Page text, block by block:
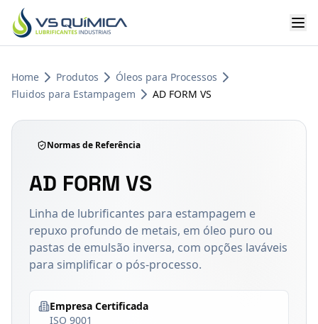
Ir para o conteúdo principal
Home Produtos
Óleos para Processos
Fluidos para Estampagem
AD FORM VS
Normas de Referência
AD FORM VS
Linha de lubrificantes para estampagem e
repuxo profundo de metais, em óleo puro ou
pastas de emulsão inversa, com opções laváveis
para simplificar o pós-processo.
Empresa Certificada
ISO 9001